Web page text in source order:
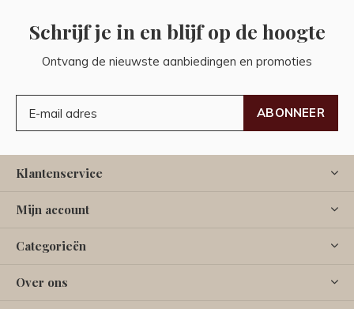
Schrijf je in en blijf op de hoogte
Ontvang de nieuwste aanbiedingen en promoties
ABONNEER
Klantenservice
Mijn account
Categorieën
Over ons